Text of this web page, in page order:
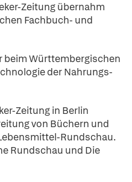
Zeitung übernahm
Fachbuch- und
beim Württembergischen
der Nahrungs-
Zeitung in Berlin
von Büchern und
Rundschau.
Rundschau und Die